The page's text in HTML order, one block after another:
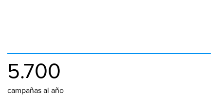
5.700
campañas al año